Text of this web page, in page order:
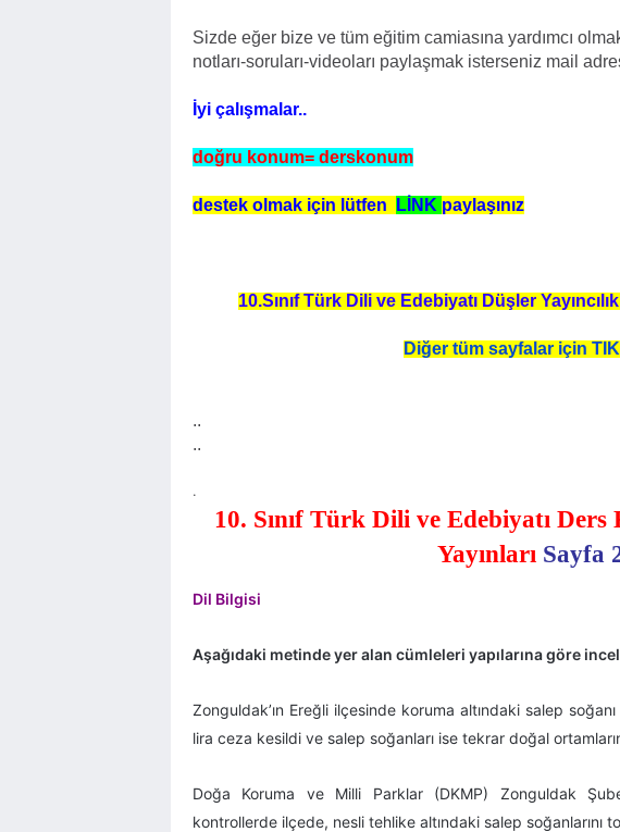
Sizde eğer bize ve tüm eğitim camiasına yardımcı olmak
notları-soruları-videoları paylaşmak isterseniz mail
İyi çalışmalar..
doğru konum= derskonum
destek olmak için lütfen LİNK paylaşınız
10.Sınıf Türk Dili ve Edebiyatı Düşler
Diğer tüm sayfalar için
..
..
.
10. Sınıf Türk Dili ve Edebiyatı
Yayınları Sayfa
Dil Bilgisi
Aşağıdaki metinde yer alan cümleleri yapılarına göre
Zonguldak’ın Ereğli ilçesinde koruma altındaki salep
lira ceza kesildi ve salep soğanları ise tekrar doğal
Doğa Koruma ve Milli Parklar (DKMP) Zonguldak
kontrollerde ilçede, nesli tehlike altındaki salep soğanlarını